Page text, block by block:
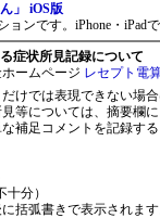
」 iOS版
ョンです。iPhone・iPad
症状所見記録について
ームページ レセプト電
けでは表現できない場
等については、摘要欄
補足コメントを記録す
分）
括弧書きで表示されます